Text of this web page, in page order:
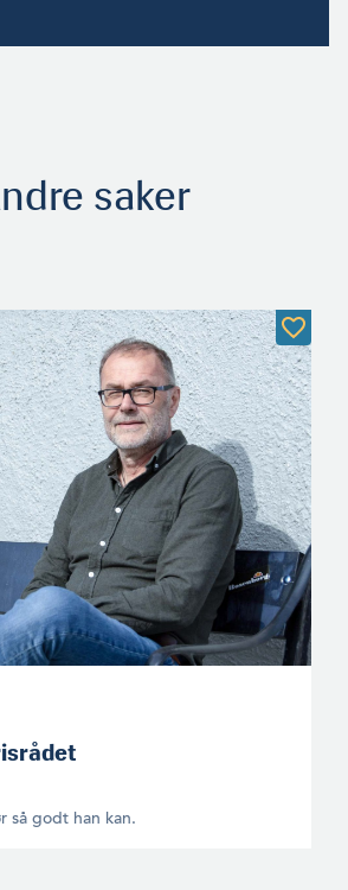
saker
så godt han kan.